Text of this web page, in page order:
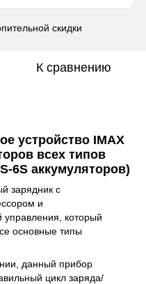
скидки
К сравнению
устройство IMAX
всех типов
6S аккумуляторов)
зарядник с
и
который
основные типы
данный прибор
цикл заряда/